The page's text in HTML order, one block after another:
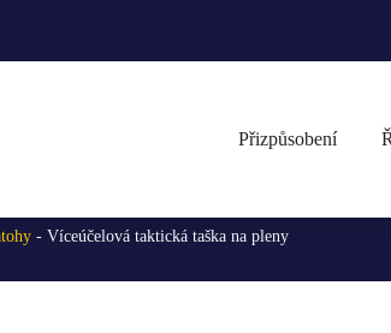
Přizpůsobení
- Víceúčelová taktická taška na pleny